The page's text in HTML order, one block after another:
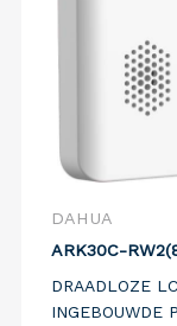
DAHUA
ARK30C-
DRAADLOZE
INGEBOUWDE